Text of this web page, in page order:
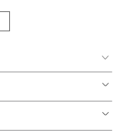
+
para productos
+